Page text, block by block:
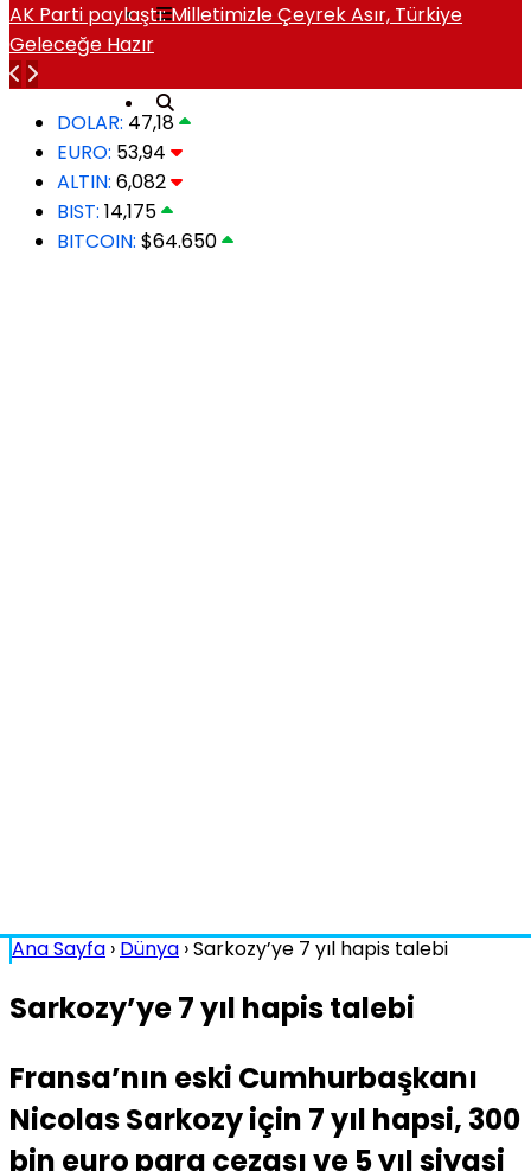
AK Parti paylaştı: Milletimizle Çeyrek Asır, Türkiye
Geleceğe Hazır
DOLAR: 47,18
EURO: 53,94
ALTIN: 6,082
BIST: 14,175
BITCOIN: $64.650
Ana Sayfa › Dünya ›Sarkozy’ye 7 yıl hapis talebi
Sarkozy’ye 7 yıl hapis talebi
Fransa’nın eski Cumhurbaşkanı
Nicolas Sarkozy için 7 yıl hapsi, 300
bin euro para cezası ve 5 yıl siyasi